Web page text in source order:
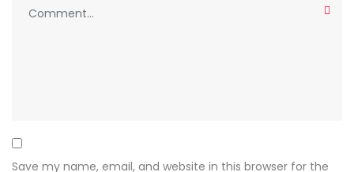
Save my name, email, and website in this browser for the